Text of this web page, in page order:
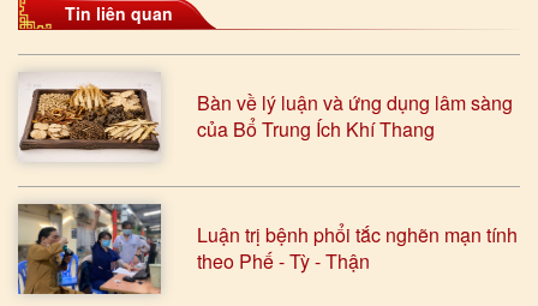
Tin liên quan
Bàn về lý luận và ứng dụng lâm sàng
của Bổ Trung Ích Khí Thang
Luận trị bệnh phổi tắc nghẽn mạn tính
theo Phế - Tỳ - Thận